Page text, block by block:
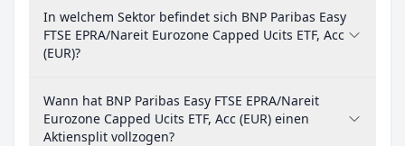
In welchem Sektor befindet sich BNP Paribas Easy
FTSE EPRA/Nareit Eurozone Capped Ucits ETF, Acc
(EUR)?
Wann hat BNP Paribas Easy FTSE EPRA/Nareit
Eurozone Capped Ucits ETF, Acc (EUR) einen
Aktiensplit vollzogen?